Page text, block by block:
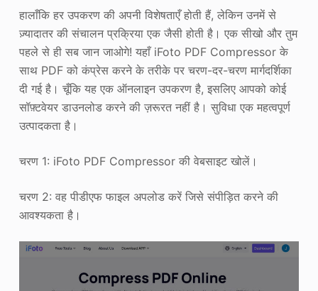
हालाँकि हर उपकरण की अपनी विशेषताएँ होती हैं, लेकिन उनमें से
ज़्यादातर की संचालन प्रक्रिया एक जैसी होती है। एक सीखो और तुम
पहले से ही सब जान जाओगे! यहाँ iFoto PDF Compressor के
साथ PDF को कंप्रेस करने के तरीके पर चरण-दर-चरण मार्गदर्शिका
दी गई है। चूँकि यह एक ऑनलाइन उपकरण है, इसलिए आपको कोई
सॉफ़्टवेयर डाउनलोड करने की ज़रूरत नहीं है। सुविधा एक महत्वपूर्ण
उत्पादकता है।
चरण 1: iFoto PDF Compressor की वेबसाइट खोलें।
चरण 2: वह पीडीएफ फाइल अपलोड करें जिसे संपीड़ित करने की
आवश्यकता है।